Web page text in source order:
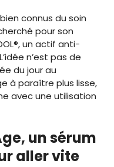
connus du soin
pour son
un actif anti-
n’est pas de
du jour au
à paraître plus lisse,
avec une utilisation
un sérum
aller vite